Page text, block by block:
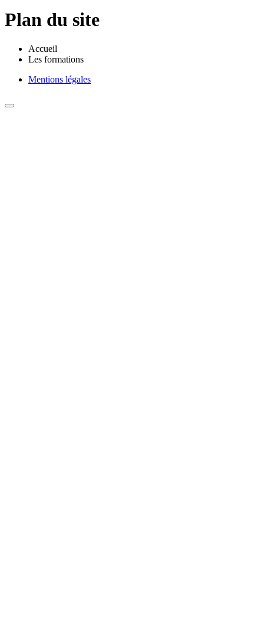
Plan du site
Accueil
Les formations
Mentions légales